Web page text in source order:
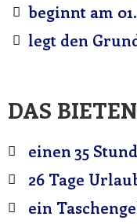
beginnt am
legt den
DAS
einen 35
26 Tage
ein